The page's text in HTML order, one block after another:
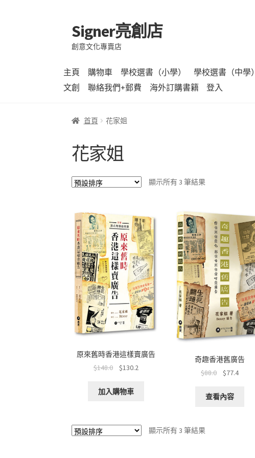
跳
至
導
列
跳
至
主
內
容
Signer亮創店
創意文化專賣店
主頁 購物車 學校選書（小學） 學校選書（中學）
文創
聯絡我們+郵費 海外訂購書籍 登入
首頁 花家姐
花家姐
顯示所有 3 筆結果
原來舊時香港這樣賣廣告
$148.0 $130.2
加入購物車
奇趣香港舊廣告
$88.0 $77.4
查看內容
顯示所有 3 筆結果